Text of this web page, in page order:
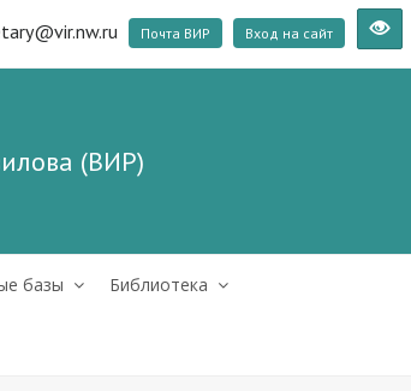
Почта ВИР Вход на сайт
(ВИР)
базы Библиотека